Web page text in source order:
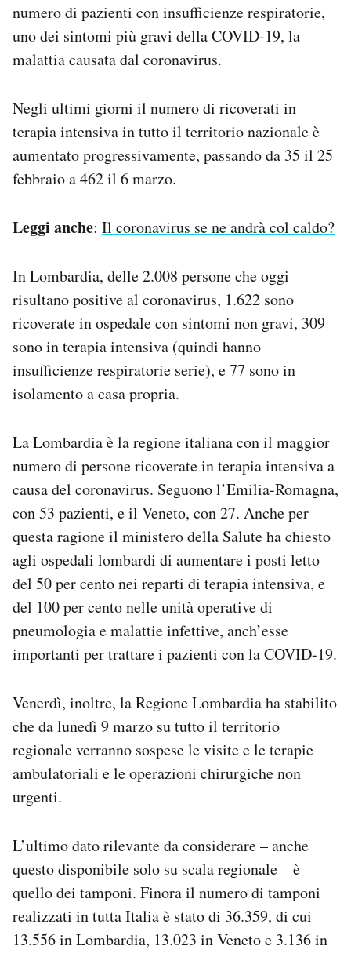
numero di pazienti con insufficienze respiratorie,
uno dei sintomi più gravi della COVID-19, la
malattia causata dal coronavirus.
Negli ultimi giorni il numero di ricoverati in
terapia intensiva in tutto il territorio nazionale è
aumentato progressivamente, passando da 35 il 25
febbraio a 462 il 6 marzo.
Leggi anche: Il coronavirus se ne andrà col caldo?
In Lombardia, delle 2.008 persone che oggi
risultano positive al coronavirus, 1.622 sono
ricoverate in ospedale con sintomi non gravi, 309
sono in terapia intensiva (quindi hanno
insufficienze respiratorie serie), e 77 sono in
isolamento a casa propria.
La Lombardia è la regione italiana con il maggior
numero di persone ricoverate in terapia intensiva a
causa del coronavirus. Seguono l’Emilia-Romagna,
con 53 pazienti, e il Veneto, con 27. Anche per
questa ragione il ministero della Salute ha chiesto
agli ospedali lombardi di aumentare i posti letto
del 50 per cento nei reparti di terapia intensiva, e
del 100 per cento nelle unità operative di
pneumologia e malattie infettive, anch’esse
importanti per trattare i pazienti con la COVID-19.
Venerdì, inoltre, la Regione Lombardia ha stabilito
che da lunedì 9 marzo su tutto il territorio
regionale verranno sospese le visite e le terapie
ambulatoriali e le operazioni chirurgiche non
urgenti.
L’ultimo dato rilevante da considerare – anche
questo disponibile solo su scala regionale – è
quello dei tamponi. Finora il numero di tamponi
realizzati in tutta Italia è stato di 36.359, di cui
13.556 in Lombardia, 13.023 in Veneto e 3.136 in